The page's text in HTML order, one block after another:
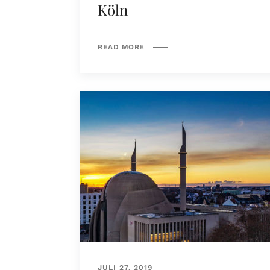
Köln
READ MORE
JULI 27, 2019